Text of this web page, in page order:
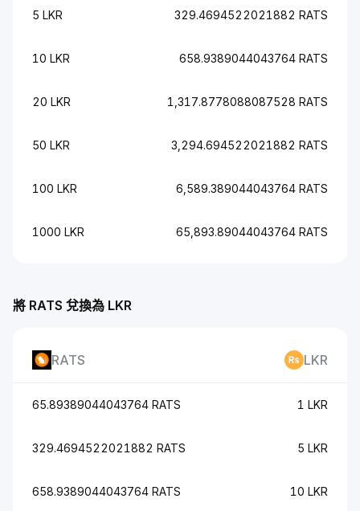
將 RATS 兌換為 LKR
RATS LKR
65.89389044043764 RATS 1 LKR
329.4694522021882 RATS 5 LKR
658.9389044043764 RATS 10 LKR
5 LKR 329.4694522021882 RATS
10 LKR 658.9389044043764 RATS
20 LKR 1,317.8778088087528 RATS
50 LKR 3,294.694522021882 RATS
100 LKR 6,589.389044043764 RATS
1000 LKR 65,893.89044043764 RATS